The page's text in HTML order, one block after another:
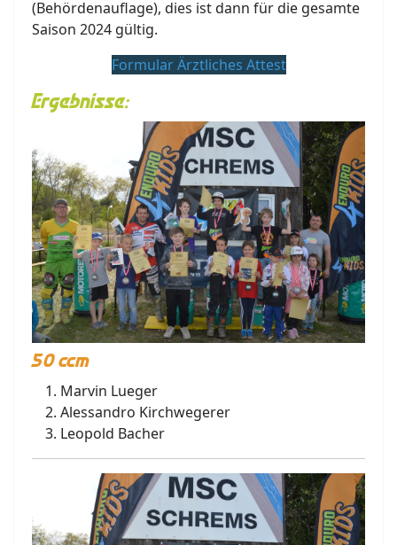
(Behördenauflage), dies ist dann für die gesamte
Saison 2024 gültig.
Formular Ärztliches Attest
Ergebnisse:
50 ccm
Marvin Lueger
Alessandro Kirchwegerer
Leopold Bacher